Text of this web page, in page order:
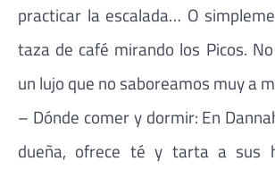
practicar la escalada… O
taza de café mirando los Picos.
un lujo que no saboreamos muy a
– Dónde comer y dormir: En
dueña, ofrece té y tarta a sus